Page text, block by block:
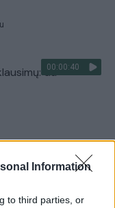
Information
to third parties, or
00:00:40
du